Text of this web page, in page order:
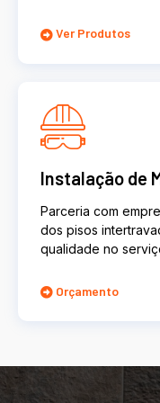
Ver Produtos
Instalação de
Parceria com
dos pisos
qualidade no
Orçamento